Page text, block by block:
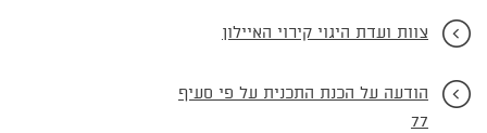
צוות ועדת היגוי קירוי האיילון
הודעה על הכנת התכנית על פי סעיף
77